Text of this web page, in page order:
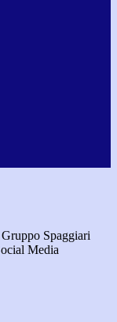
Spaggiari
Media